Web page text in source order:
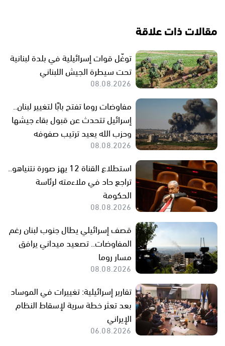
مقالات ذات علاقة
توغّل قوات إسرائيلية في بلدة لبنانية
تحت سيطرة الجيش اللبناني
08.08.2026
مفاوضات روما تفتح بابًا لتغيير لبنان..
إسرائيل تتحدث عن قبول بقاء جيشها
وحزب الله يعيد ترتيب صفوفه
08.08.2026
استطلاع القناة 12 يهز صورة نتنياهو..
تراجع حاد في ملاءمته لرئاسة
الحكومة
08.08.2026
قصف إسرائيلي يطال جنوب لبنان رغم
المفاوضات.. تصعيد ميداني يرافق
مسار روما
08.08.2026
تقارير إسرائيلية: تغييرات في الموساد
بعد تعثر خطة سرية لإسقاط النظام
الإيراني
06.08.2026